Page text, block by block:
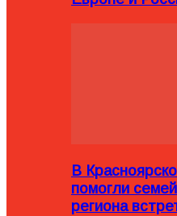
В
помогли
региона